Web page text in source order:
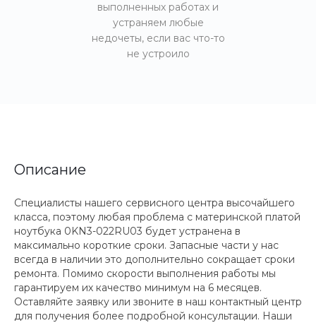
выполненных работах и
устраняем любые
недочеты, если вас что-то
не устроило
Описание
Специалисты нашего сервисного центра высочайшего
класса, поэтому любая проблема с материнской платой
ноутбука 0KN3-022RU03 будет устранена в
максимально короткие сроки. Запасные части у нас
всегда в наличии это дополнительно сокращает сроки
ремонта. Помимо скорости выполнения работы мы
гарантируем их качество минимум на 6 месяцев.
Оставляйте заявку или звоните в наш контактный центр
для получения более подробной консультации. Наши